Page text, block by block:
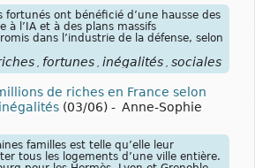
fortunés ont bénéficié d’une hausse des
à l’IA et à des plans massifs
dans l’industrie de la défense, selon
fortunes inégalités sociales
de riches en France selon
(03/06) - Anne-Sophie
familles est telle qu’elle leur
tous les logements d’une ville entière.